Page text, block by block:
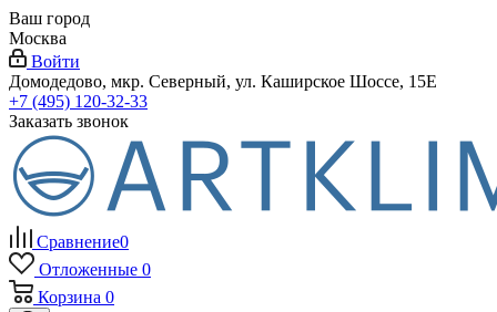
Ваш город
Москва
Войти
Домодедово, мкр. Северный, ул. Каширское Шоссе, 15Е
+7 (495) 120-32-33
Заказать звонок
Сравнение0
Отложенные 0
Корзина 0